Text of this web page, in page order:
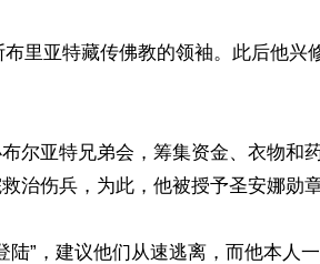
里亚特藏传佛教的领袖。此后他兴
尔亚特兄弟会，筹集资金、衣物和
治伤兵，为此，他被授予圣安娜勋章
陆”，建议他们从速逃离，而他本人